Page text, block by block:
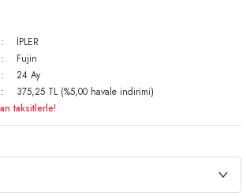
İPLER
Fujin
24 Ay
375,25 TL (%5,00 havale indirimi)
taksitlerle!